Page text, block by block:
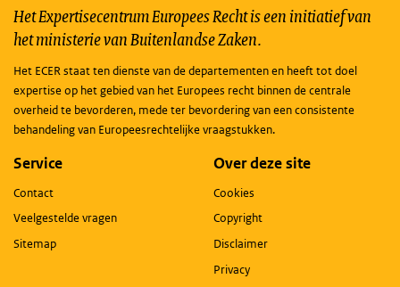
Het Expertisecentrum Europees Recht is een initiatief van
het ministerie van Buitenlandse Zaken.
Het ECER staat ten dienste van de departementen en heeft tot doel
expertise op het gebied van het Europees recht binnen de centrale
overheid te bevorderen, mede ter bevordering van een consistente
behandeling van Europeesrechtelijke vraagstukken.
Service
Contact
Veelgestelde vragen
Sitemap
Over deze site
Cookies
Copyright
Disclaimer
Privacy